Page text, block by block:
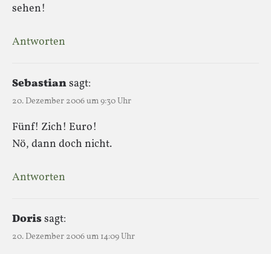
sehen!
Antworten
Sebastiansagt:
20. Dezember 2006 um 9:30 Uhr
Fünf! Zich! Euro!
Nö, dann doch nicht.
Antworten
Dorissagt:
20. Dezember 2006 um 14:09 Uhr